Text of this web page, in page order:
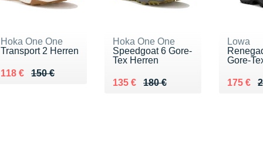
Hoka One One
Transport 2 Herren
150 €
Au lieu de 150 €
118 €
Vendu 118 €
Hoka One One
Speedgoat 6 Gore-
Tex Herren
180 €
Au lieu de 180 €
135 €
Vendu 135 €
Lowa
Gore-
Au lieu
175 €
Vendu